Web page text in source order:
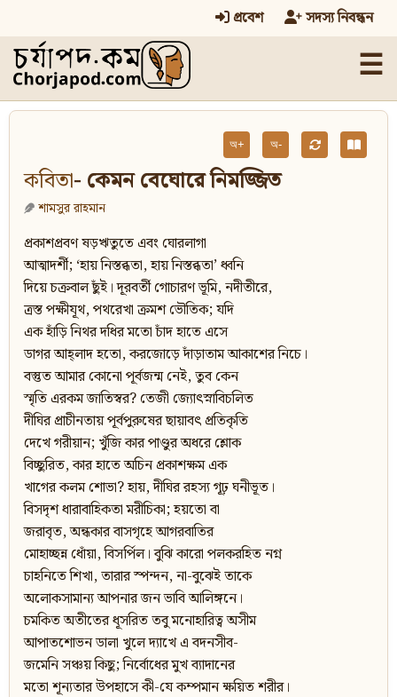
প্রবেশ সদস্য নিবন্ধন
☰
অ+ অ-
কবিতা- কেমন বেঘোরে নিমজ্জিত
শামসুর রাহমান
প্রকাশপ্রবণ ষড়ঋতুতে এবং ঘোরলাগা
আত্মাদর্শী; ‘হায় নিস্তব্ধতা, হায় নিস্তব্ধতা’ ধ্বনি
দিয়ে চক্রবাল ছুঁই। দূরবর্তী গোচারণ ভূমি, নদীতীরে,
ত্রস্ত পক্ষীযূথ, পথরেখা ক্রমশ ভৌতিক; যদি
এক হাঁড়ি নিথর দধির মতো চাঁদ হাতে এসে
ডাগর আহ্‌লাদ হতো, করজোড়ে দাঁড়াতাম আকাশের নিচে।
বস্তুত আমার কোনো পূর্বজন্ম নেই, তুব কেন
স্মৃতি এরকম জাতিস্বর? তেজী জ্যোৎস্নাবিচলিত
দীঘির প্রাচীনতায় পূর্বপুরুষের ছায়াবৎ প্রতিকৃতি
দেখে গরীয়ান; খুঁজি কার পাণ্ডুর অধরে শ্লোক
বিচ্ছুরিত, কার হাতে অচিন প্রকাশক্ষম এক
খাগের কলম শোভা? হায়, দীঘির রহস্য গূঢ় ঘনীভূত।
বিসদৃশ ধারাবাহিকতা মরীচিকা; হয়তো বা
জরাবৃত, অন্ধকার বাসগৃহে আগরবাতির
মোহাচ্ছন্ন ধোঁয়া, বিসর্পিল। বুঝি কারো পলকরহিত নগ্ন
চাহনিতে শিখা, তারার স্পন্দন, না-বুঝেই তাকে
অলোকসামান্য আপনার জন ভাবি আলিঙ্গনে।
চমকিত অতীতের ধূসরিত তবু মনোহারিত্ব অসীম
আপাতশোভন ডালা খুলে দ্যাখে এ বদনসীব-
জমেনি সঞ্চয় কিছু; নির্বোধের মুখ ব্যাদানের
মতো শূন্যতার উপহাসে কী-যে কম্পমান ক্ষয়িত শরীর।